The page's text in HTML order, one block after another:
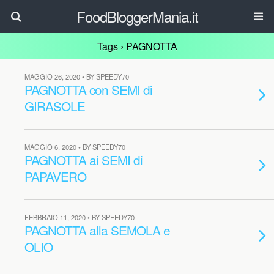
FoodBloggerMania.it
Tags › PAGNOTTA
MAGGIO 26, 2020 • BY SPEEDY70
PAGNOTTA con SEMI di
GIRASOLE
MAGGIO 6, 2020 • BY SPEEDY70
PAGNOTTA ai SEMI di
PAPAVERO
FEBBRAIO 11, 2020 • BY SPEEDY70
PAGNOTTA alla SEMOLA e
OLIO